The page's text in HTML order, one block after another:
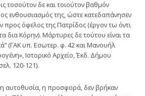
τοσούτον δε και τοιούτον βαθμόν
ενθουσιασμός της, ώστε κατεδαπάνησεν
προς όφελος της Πατρίδος (έργον τω όντι
δια Κόρην). Μάρτυρες δε τούτου είναι τα
(ΓΑΚ υπ. Εσωτερ. φ. 42 και Μανουήλ
Ιστορικό Αρχείο, Έκδ. Δήμου
120-121).
η προσφορά, δεν βρήκαν